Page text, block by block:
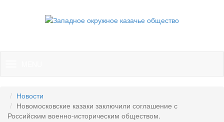
NAVIGATION
Новости
Новомосковские казаки заключили соглашение с
Российским военно-историческим обществом.